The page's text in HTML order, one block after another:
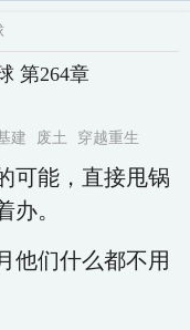
第264章
建 废土 穿越重生
可能，直接甩锅
办。
他们什么都不用